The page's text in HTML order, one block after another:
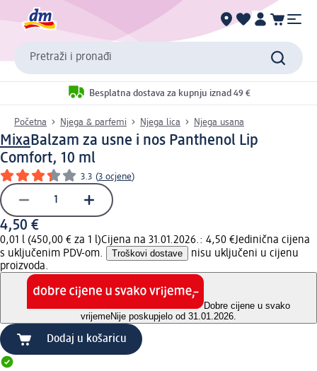
Pretraži i pronađi
Besplatna dostava za kupnju iznad 49 €
Početna Njega & parfemi Njega lica Njega usana
MixaBalzam za usne i nos Panthenol Lip
Comfort, 10 ml
3.3 (3 ocjene)
4,50 €
0,01 l (450,00 € za 1 l)Cijena na 31.01.2026.: 4,50 €Jedinična cijena
s uključenim PDV-om.
Troškovi dostave
nisu uključeni u cijenu
proizvoda.
Dobre cijene u svako
vrijemeNije poskupjelo od 31.01.2026.
Dodaj u košaricu